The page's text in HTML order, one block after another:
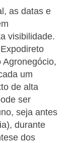
as datas e
visibilidade.
Agronegócio,
um
de alta
ser
seja antes
durante
dos